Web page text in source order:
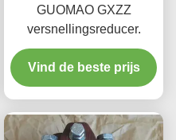
GUOMAO GXZZ
versnellingsreducer.
Vind de beste prijs